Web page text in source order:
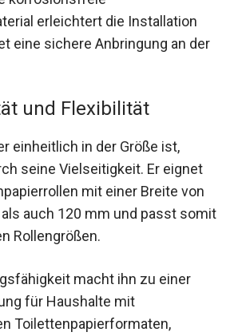
erleichtert die Installation
eine sichere Anbringung an der
und Flexibilität
einheitlich in der Größe ist,
seine Vielseitigkeit. Er eignet
mit einer Breite von
auch 120 mm und passt somit
Rollengrößen.
macht ihn zu einer
für Haushalte mit
Toilettenpapierformaten,